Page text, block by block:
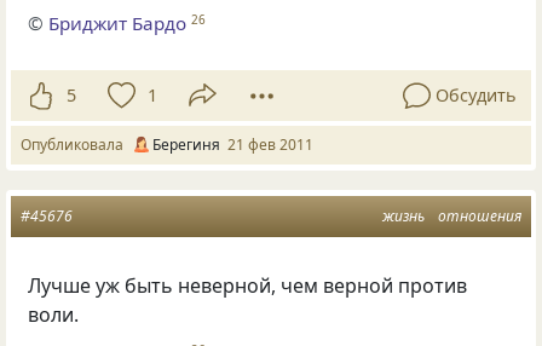
© Бриджит Бардо 26
5 1 Обсудить
Опубликовала Берегиня 21 фев 2011
жизнь отношения
#45676
Лучше уж быть неверной, чем верной против
воли.